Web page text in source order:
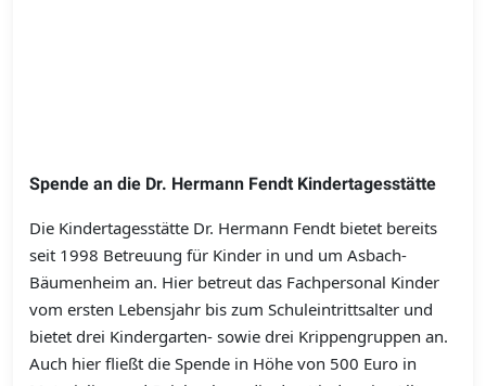
Spende an die Dr. Hermann Fendt Kindertagesstätte
Die Kindertagesstätte Dr. Hermann Fendt bietet bereits
seit 1998 Betreuung für Kinder in und um Asbach-
Bäumenheim an. Hier betreut das Fachpersonal Kinder
vom ersten Lebensjahr bis zum Schuleintrittsalter und
bietet drei Kindergarten- sowie drei Krippengruppen an.
Auch hier fließt die Spende in Höhe von 500 Euro in